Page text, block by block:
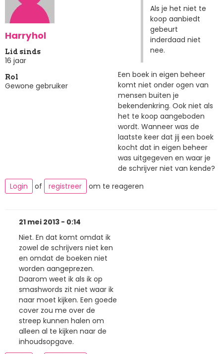
Harryhol
Lid sinds
16 jaar
Rol
Gewone gebruiker
Als je het niet te
koop aanbiedt
gebeurt
inderdaad niet
nee.
Een boek in eigen beheer
komt niet onder ogen van
mensen buiten je
bekendenkring. Ook niet als
het te koop aangeboden
wordt. Wanneer was de
laatste keer dat jij een boek
kocht dat in eigen beheer
was uitgegeven en waar je
de schrijver niet van kende?
Login
of registreer om te reageren
21 mei 2013 - 0:14
Niet. En dat komt omdat ik
zowel de schrijvers niet ken
en omdat de boeken niet
worden aangeprezen.
Daarom weet ik als ik op
smashwords zit niet waar ik
naar moet kijken. Een goede
cover zou me over de
streep kunnen halen om
alleen al te kijken naar de
inhoudsopgave.